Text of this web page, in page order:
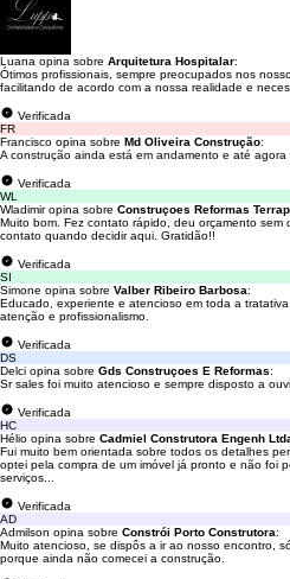
Luana opina sobre Arquitetura Hospitalar:
Ótimos profissionais, sempre preocupados nos
facilitando de acordo com a nossa realidade e
Verificada
FR
Francisco opina sobre Md Oliveira Construção:
A construção ainda está em andamento e até
Verificada
WL
Wladimir opina sobre Construçoes Reformas
Muito bom. Fez contato rápido, deu orçamento sem
contato quando decidir aqui. Gratidão!!
Verificada
SI
Simone opina sobre Valber Ribeiro Barbosa:
Educado, experiente e atencioso em toda a
atenção e profissionalismo.
Verificada
DS
Delci opina sobre Gds Construçoes E Reformas:
Sr sales foi muito atencioso e sempre disposto a
Verificada
HC
Hélio opina sobre Cadmiel Construtora Engenh
Fui muito bem orientada sobre todos os detalhes
optei pela compra de um imóvel já pronto e não foi
serviços...
Verificada
AD
Admilson opina sobre Constrói Porto Construtora:
Muito atencioso, se dispôs a ir ao nosso encontro,
porque ainda não comecei a construção.